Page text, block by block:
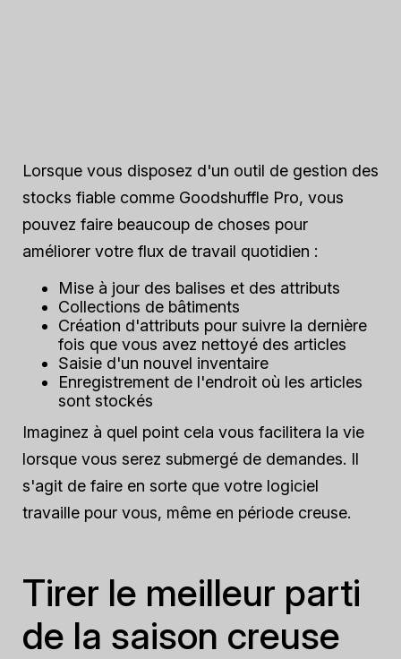
Lorsque vous disposez d'un outil de gestion des
stocks fiable comme Goodshuffle Pro, vous
pouvez faire beaucoup de choses pour
améliorer votre flux de travail quotidien :
Mise à jour des balises et des attributs
Collections de bâtiments
Création d'attributs pour suivre la dernière
fois que vous avez nettoyé des articles
Saisie d'un nouvel inventaire
Enregistrement de l'endroit où les articles
sont stockés
Imaginez à quel point cela vous facilitera la vie
lorsque vous serez submergé de demandes. Il
s'agit de faire en sorte que votre logiciel
travaille pour vous, même en période creuse.
Tirer le meilleur parti
de la saison creuse